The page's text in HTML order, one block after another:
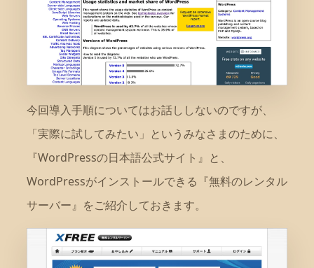
今回導入手順についてはお話ししないのですが、
「実際に試してみたい」というみなさまのために、
『WordPressの日本語公式サイト』と、
WordPressがインストールできる『無料のレンタル
サーバー』をご紹介しておきます。